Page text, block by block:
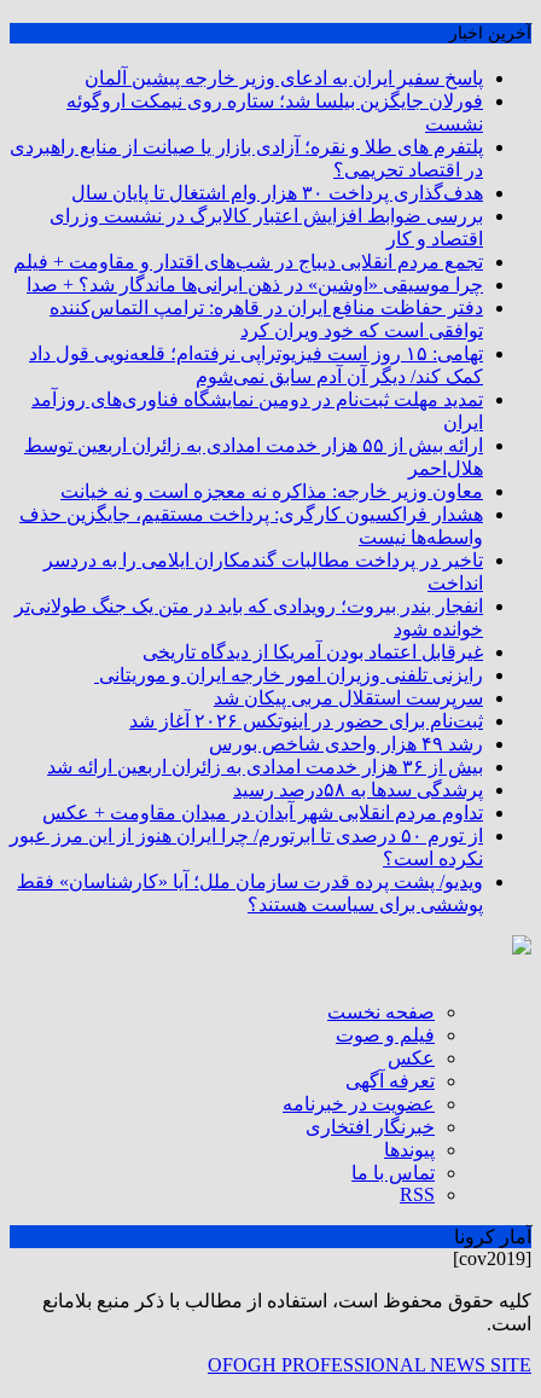
آخرین اخبار
پاسخ سفیر ایران به ادعای وزیر خارجه پیشین آلمان
فورلان جایگزین بیلسا شد؛ ستاره روی نیمکت اروگوئه
نشست
پلتفرم ‌های طلا و نقره؛ آزادی بازار یا صیانت از منابع راهبردی
در اقتصاد تحریمی؟
هدف‌گذاری پرداخت ۳۰ هزار وام اشتغال تا پایان سال
بررسی ضوابط افزایش اعتبار کالابرگ در نشست وزرای
اقتصاد و کار
تجمع مردم انقلابی دیباج در شب‌های اقتدار و مقاومت + فیلم
چرا موسیقی «اوشین» در ذهن ایرانی‌ها ماندگار شد؟ + صدا
دفتر حفاظت منافع ایران در قاهره: ترامپ التماس‌کننده
توافقی است که خود ویران کرد
تهامی: ۱۵ روز است فیزیوتراپی نرفته‌ام؛ قلعه‌نویی قول داد
کمک کند/ دیگر آن آدم سابق نمی‌شوم
تمدید مهلت ثبت‌نام در دومین نمایشگاه فناوری‌های روزآمد
ایران
ارائه بیش از ۵۵ هزار خدمت امدادی به زائران اربعین توسط
هلال‌احمر
معاون وزیر خارجه: مذاکره نه معجزه است و نه خیانت
هشدار فراکسیون کارگری: پرداخت مستقیم، جایگزین حذف
واسطه‌ها نیست
تاخیر در پرداخت مطالبات گندمکاران ایلامی را به دردسر
انداخت
انفجار بندر بیروت؛ رویدادی که باید در متن یک جنگ طولانی‌تر
خوانده شود
غیرقابل اعتماد بودن آمریکا از دیدگاه تاریخی
رایزنی تلفنی وزیران امور خارجه ایران و موریتانی
سرپرست استقلال مربی پیکان شد
ثبت‌نام برای حضور در اینوتکس ۲۰۲۶ آغاز شد
رشد ۴۹ هزار واحدی شاخص بورس
بیش از ۳۶ هزار خدمت امدادی به زائران اربعین ارائه شد
پرشدگی سدها به ۵۸درصد رسید
تداوم مردم انقلابی شهر آبدان در میدان مقاومت + عکس
از تورم ۵۰ درصدی تا ابرتورم/ چرا ایران هنوز از این مرز عبور
نکرده است؟
ویدیو/ پشت پرده قدرت سازمان ملل؛ آیا «کارشناسان» فقط
پوششی برای سیاست هستند؟
صفحه نخست
فیلم و صوت
عکس
تعرفه آگهی
عضویت در خبرنامه
خبرنگار افتخاری
پیوندها
تماس با ما
RSS
آمار کرونا
[cov2019]
كليه حقوق محفوظ است، استفاده از مطالب با ذكر منبع بلامانع
است.
OFOGH PROFESSIONAL NEWS SITE